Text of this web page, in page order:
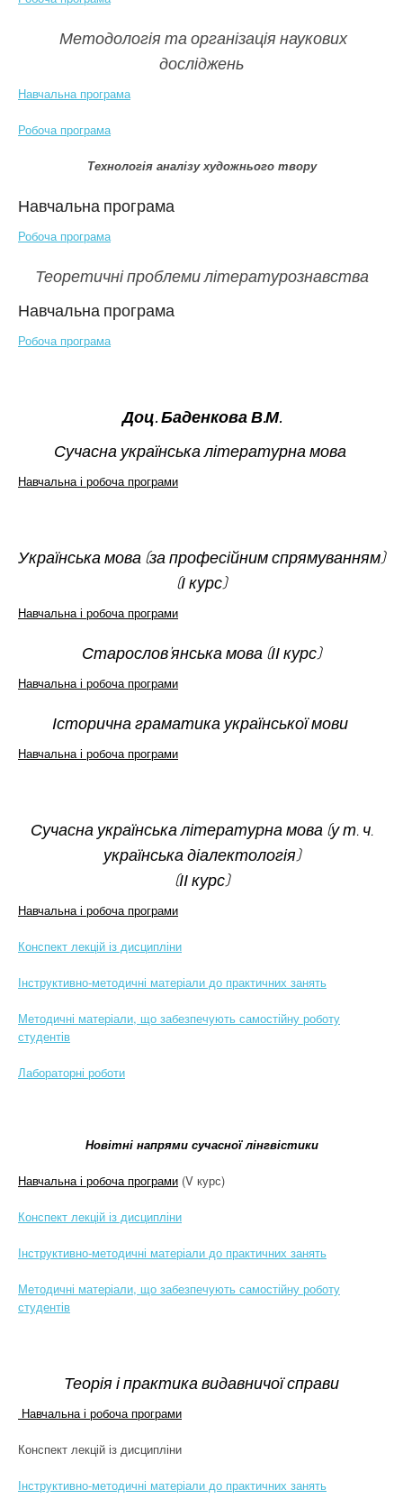
Методологія та організація наукових
досліджень
Навчальна програма
Робоча програма
Технологія аналізу художнього твору
Навчальна програма
Робоча програма
Теоретичні проблеми літературознавства
Навчальна програма
Робоча програма
Доц. Баденкова В.М.
Сучасна українська літературна мова
Навчальна і робоча програми
Українська мова (за професійним спрямуванням)
(І курс)
Навчальна і робоча програми
Старослов’янська мова (ІІ курс)
Навчальна і робоча програми
Історична граматика української мови
Навчальна і робоча програми
Сучасна українська літературна мова (у т. ч.
українська діалектологія)
(ІІ курс)
Навчальна і робоча програми
Конспект лекцій із дисципліни
Інструктивно-методичні матеріали до практичних занять
Методичні матеріали, що забезпечують самостійну роботу
студентів
Лабораторні роботи
Новітні напрями сучасної лінгвістики
Навчальна і робоча програми (V курс)
Конспект лекцій із дисципліни
Інструктивно-методичні матеріали до практичних занять
Методичні матеріали, що забезпечують самостійну роботу
студентів
Теорія і практика видавничої справи
Навчальна і робоча програми
Конспект лекцій із дисципліни
Інструктивно-методичні матеріали до практичних занять